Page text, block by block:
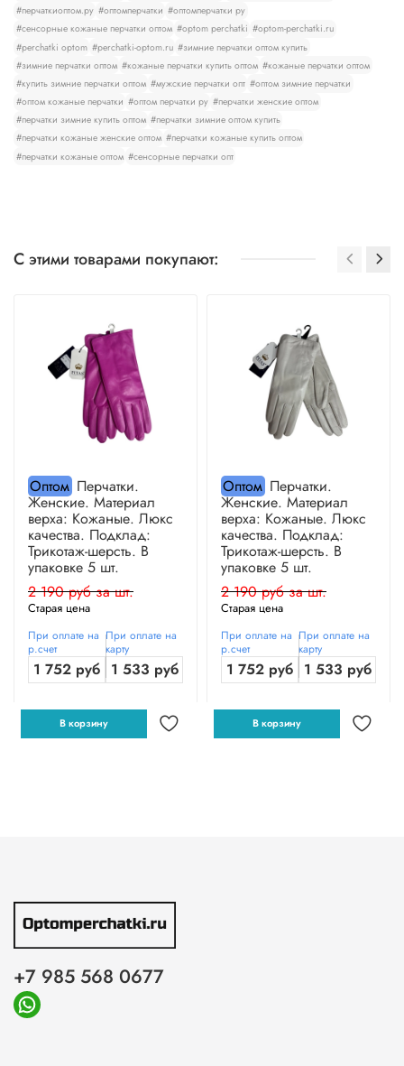
#перчаткиоптом.ру #оптомперчатки #оптомперчатки ру
#сенсорные кожаные перчатки оптом #optom perchatki #optom-perchatki.ru
#perchatki optom #perchatki-optom.ru #зимние перчатки оптом купить
#зимние перчатки оптом #кожаные перчатки купить оптом #кожаные перчатки оптом
#купить зимние перчатки оптом #мужские перчатки опт #оптом зимние перчатки
#оптом кожаные перчатки #оптом перчатки ру #перчатки женские оптом
#перчатки зимние купить оптом #перчатки зимние оптом купить
#перчатки кожаные женские оптом #перчатки кожаные купить оптом
#перчатки кожаные оптом #сенсорные перчатки опт
С этими товарами покупают:
ОптомПерчатки.
Женские. Материал
верха: Кожаные. Люкс
качества. Подклад:
Трикотаж-шерсть. В
упаковке 5 шт.
2 190 руб за шт.
Старая цена
При оплате на
р.счет
1 752 руб
При оплате на
карту
1 533 руб
В корзину
ОптомПерчатки.
Женские. Материал
верха: Кожаные. Люкс
качества. Подклад:
Трикотаж-шерсть. В
упаковке 5 шт.
2 190 руб за шт.
Старая цена
При оплате на
р.счет
1 752 руб
При оплате на
карту
1 533 руб
В корзину
+7 985 568 0677